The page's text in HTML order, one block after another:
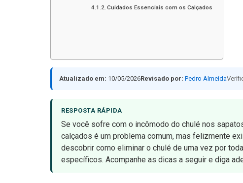
Cuidados Essenciais com os Calçados
Atualizado em: 10/05/2026Revisado por: Pedro Almeida
RESPOSTA RÁPIDA
Se você sofre com o incômodo do chulé nos
calçados é um problema comum, mas felizmente
descobrir como eliminar o chulé de uma vez por
específicos. Acompanhe as dicas a seguir e diga